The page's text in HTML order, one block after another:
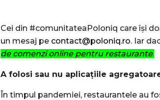
Cei din #comunitateaPoloniq care își
un mesaj pe contact@poloniq.ro. Iar
de comenzi online pentru restaurante.
A folosi sau nu aplicațiile
În timpul pandemiei, restaurantele au